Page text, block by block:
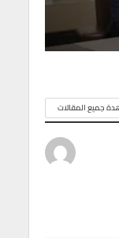
جميع المقالات